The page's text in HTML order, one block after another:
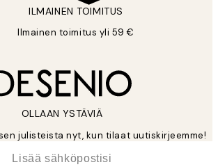
ILMAINEN TOIMITUS
Ilmainen toimitus yli 59 €
OLLAAN YSTÄVIÄ
julisteista nyt, kun tilaat uutiskirjeemme!